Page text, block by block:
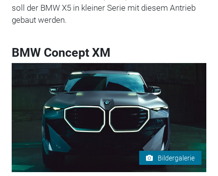
soll der BMW X5 in kleiner Serie mit diesem Antrieb
gebaut werden.
BMW Concept XM
Bildergalerie